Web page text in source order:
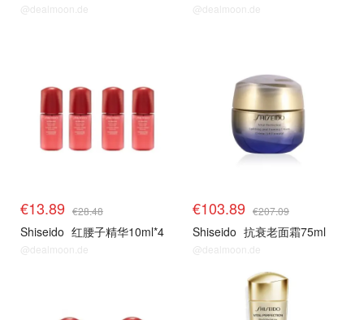
@dealmoon.de @dealmoon.de
€13.89 €28.48
Shiseido 红腰子精华10ml*4
@dealmoon.de
€103.89 €207.09
Shiseido 抗衰老面霜75ml
@dealmoon.de